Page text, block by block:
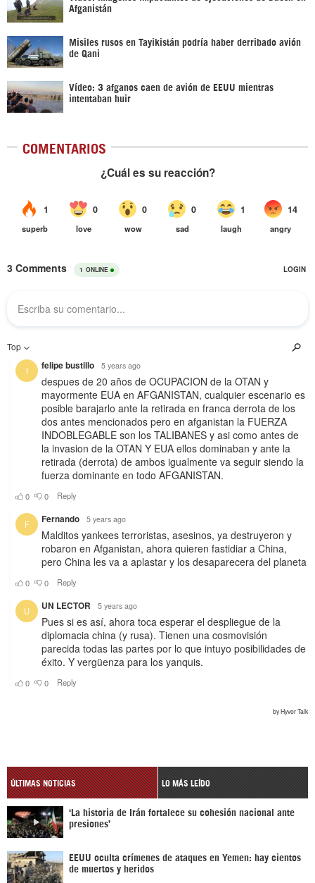
Afganistán
Misiles rusos en Tayikistán podría haber derribado avión
de Qani
Vídeo: 3 afganos caen de avión de EEUU mientras
intentaban huir
COMENTARIOS
ÚLTIMAS NOTICIAS LO MÁS LEÍDO
‘La historia de Irán fortalece su cohesión nacional ante
presiones’
EEUU oculta crímenes de ataques en Yemen: hay cientos
de muertos y heridos